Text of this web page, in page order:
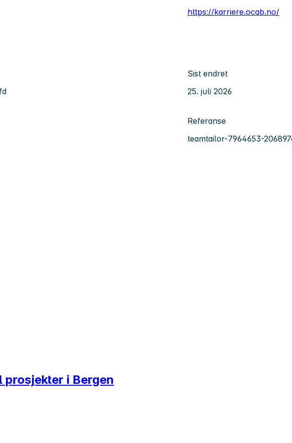
https://karriere.ocab.no/
Sist endret
25. juli 2026
Referanse
teamtailor-7964653-
i Bergen